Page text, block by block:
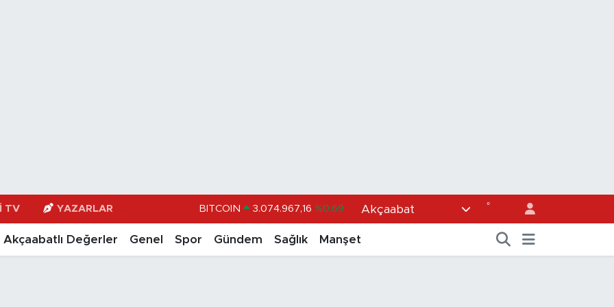
TV YAZARLAR DOLAR 47,5986 %0.06
EURO 55,0700 %0.1
STERLİN 64,2438 %0.21
Akçaabat °
Akçaabatlı Değerler Genel Spor Gündem Sağlık Manşet